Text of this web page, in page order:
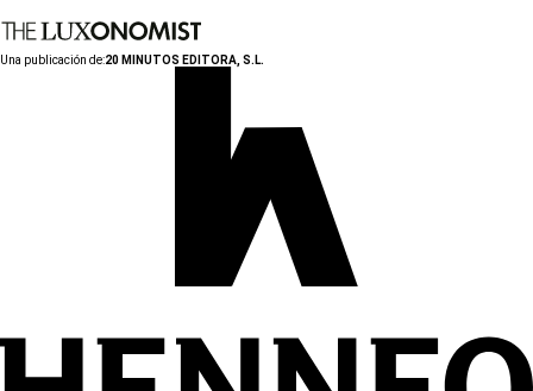
Una publicación de:20 MINUTOS EDITORA, S.L.